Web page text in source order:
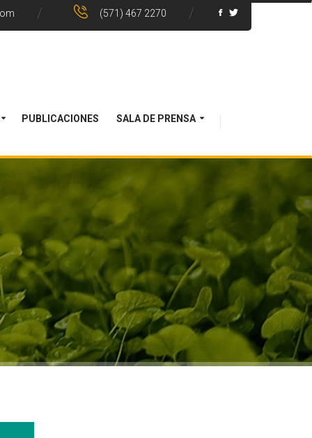
(571) 467 2270
PUBLICACIONES SALA DE PRENSA